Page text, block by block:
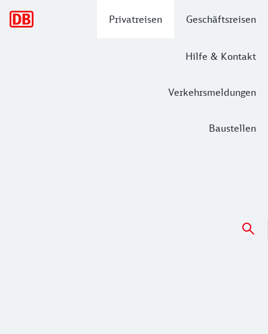
Privatreisen Geschäftsreisen
Hilfe & Kontakt
Verkehrsmeldungen
Baustellen